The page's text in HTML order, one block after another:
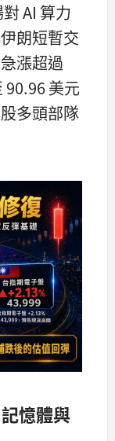
AI 算力
朗短暫交
漲超過
90.96 美元
多頭部隊
憶體與